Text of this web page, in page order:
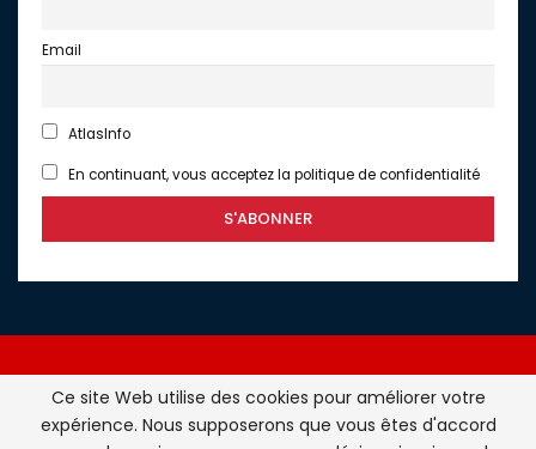
Email
AtlasInfo
En continuant, vous acceptez la politique de confidentialité
Atlasinfo.fr : l'essentiel de l'actualité de la France et du
Ce site Web utilise des cookies pour améliorer votre
expérience. Nous supposerons que vous êtes d'accord